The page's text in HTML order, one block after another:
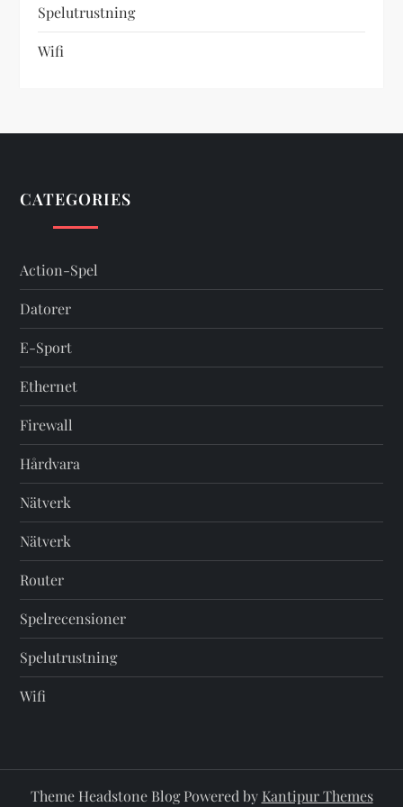
Spelutrustning
Wifi
CATEGORIES
Action-Spel
Datorer
E-Sport
Ethernet
Firewall
Hårdvara
Nätverk
Nätverk
Router
Spelrecensioner
Spelutrustning
Wifi
Theme Headstone Blog Powered by Kantipur Themes